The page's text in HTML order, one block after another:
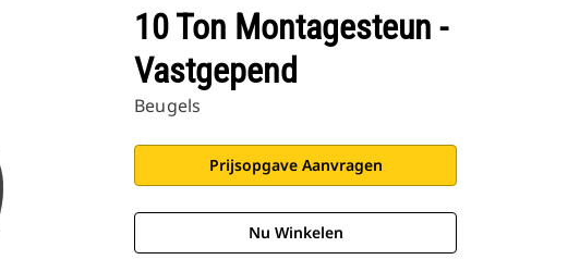
10 Ton Montagesteun -
Vastgepend
Beugels
Prijsopgave Aanvragen
Nu Winkelen